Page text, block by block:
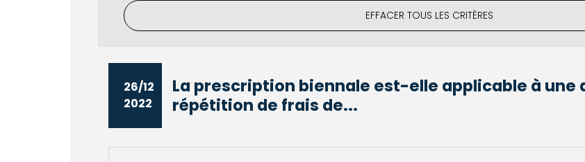
EFFACER TOUS LES CRITÈRES
26/12
2022
La prescription biennale est-elle applicable à une
répétition de frais de...